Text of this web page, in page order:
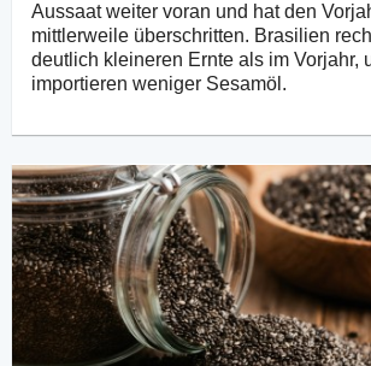
Aussaat weiter voran und hat den
mittlerweile überschritten. Brasilien
deutlich kleineren Ernte als im Vorjahr,
importieren weniger Sesamöl.